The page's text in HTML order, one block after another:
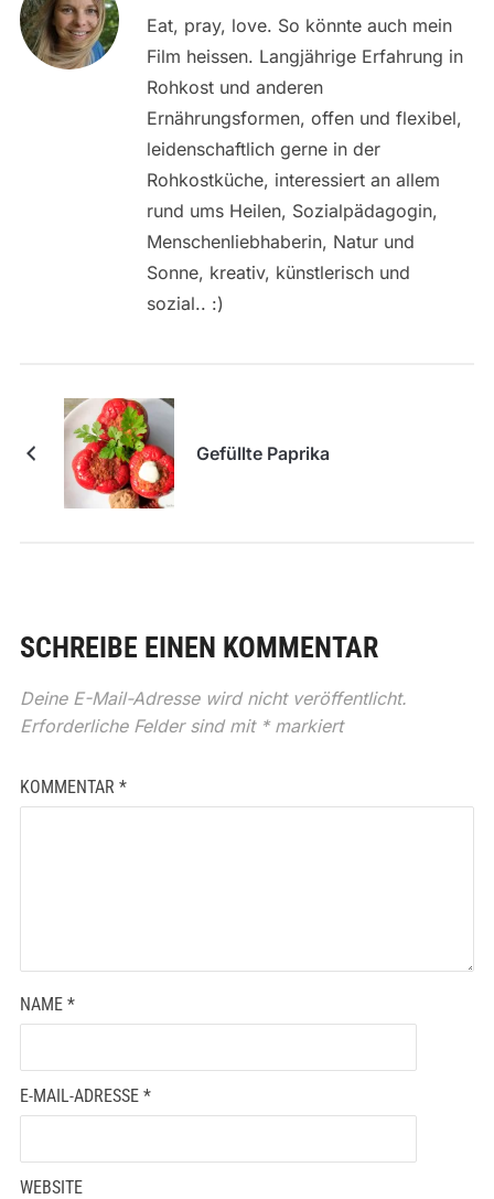
Eat, pray, love. So könnte auch mein
Film heissen. Langjährige Erfahrung in
Rohkost und anderen
Ernährungsformen, offen und flexibel,
leidenschaftlich gerne in der
Rohkostküche, interessiert an allem
rund ums Heilen, Sozialpädagogin,
Menschenliebhaberin, Natur und
Sonne, kreativ, künstlerisch und
sozial.. :)
Gefüllte Paprika
SCHREIBE EINEN KOMMENTAR
Deine E-Mail-Adresse wird nicht veröffentlicht.
Erforderliche Felder sind mit *markiert
KOMMENTAR *
NAME *
E-MAIL-ADRESSE *
WEBSITE